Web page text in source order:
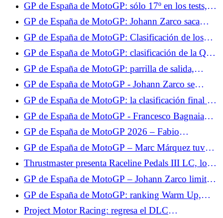
GP de España de MotoGP: sólo 17º en los tests,
Fabio Quartararo sigue decidido
GP de España de MotoGP: Johann Zarco saca
aspectos positivos de los tests, aunque se perdió la
Q2
GP de España de MotoGP: Clasificación de los
Libres 2, Johann Zarco en forma antes de la
clasificación
GP de España de MotoGP: clasificación de la Q1,
Johann Zarco gana su lugar en la Q2, no Fabio
Quartararo
GP de España de MotoGP: parrilla de salida,
hazaña de Johann Zarco, Fabio Quartararo sólo 17º
GP de España de MotoGP - Johann Zarco se
queda sin la pole por nada: “Había la posibilidad
de tenerla”
GP de España de MotoGP: la clasificación final de
la carrera al sprint, escenario totalmente loco, Zarco
y Quartararo en los puntos
GP de España de MotoGP - Francesco Bagnaia
pierde ante Marc Márquez: “Era más rápido que
yo”
GP de España de MotoGP 2026 – Fabio
Quartararo hace su mea culpa: “Cometí un error al
no parar”
GP de España de MotoGP – Marc Márquez tuvo
suerte en la carrera al sprint: “Me caí en el mejor
momento”
Thrustmaster presenta Raceline Pedals III LC, los
nuevos pedales con célula de carga.
GP de España de MotoGP – Johann Zarco limita
los daños en la carrera al sprint: “Pude salvar
algunos puntos”
GP de España de MotoGP: ranking Warm Up,
Fabio Quartararo sube al Top 10, Zarco sólo 12º
Project Motor Racing: regresa el DLC